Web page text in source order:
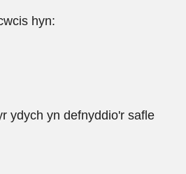
hyn:
ydych yn defnyddio'r safle